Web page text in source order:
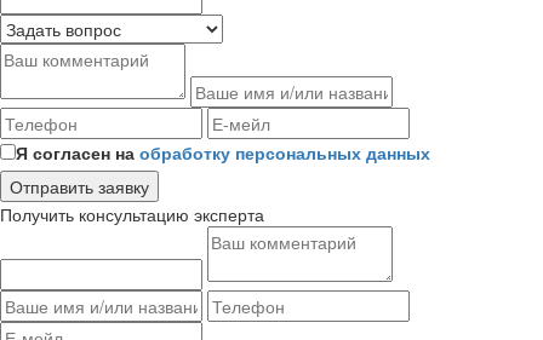
Я согласен на обработку персональных данных
Получить консультацию эксперта